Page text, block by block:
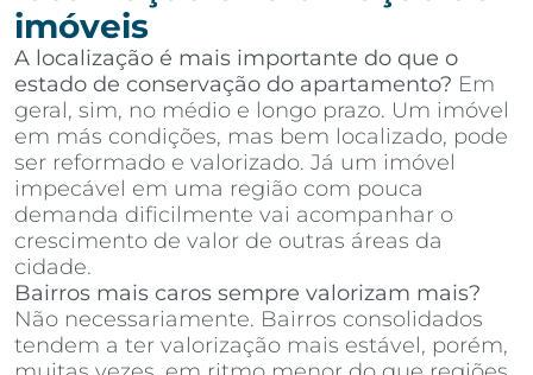
imóveis
A localização é mais importante do que o
estado de conservação do apartamento? Em
geral, sim, no médio e longo prazo. Um imóvel
em más condições, mas bem localizado, pode
ser reformado e valorizado. Já um imóvel
impecável em uma região com pouca
demanda dificilmente vai acompanhar o
crescimento de valor de outras áreas da
cidade.
Bairros mais caros sempre valorizam mais?
Não necessariamente. Bairros consolidados
tendem a ter valorização mais estável, porém,